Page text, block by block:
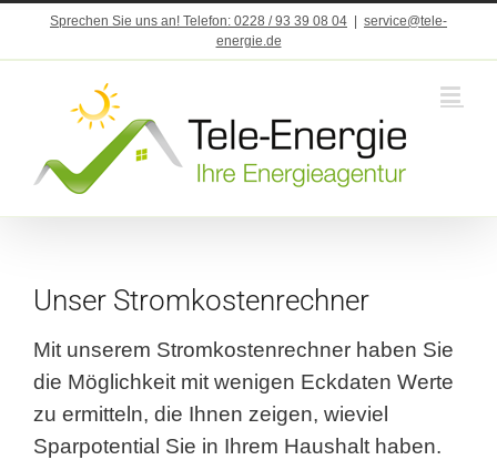
springen
Sprechen Sie uns an! Telefon: 0228 / 93 39 08 04
service@tele-
energie.de
Unser Stromkostenrechner
Mit unserem Stromkostenrechner haben Sie
die Möglichkeit mit wenigen Eckdaten Werte
zu ermitteln, die Ihnen zeigen, wieviel
Sparpotential Sie in Ihrem Haushalt haben.